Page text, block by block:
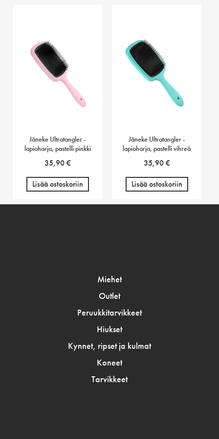
Jäneke Ultratangler -
lapioharja, pastelli pinkki
35,90€
Lisää ostoskoriin
Jäneke Ultratangler -
lapioharja, pastelli vihreä
35,90€
Lisää ostoskoriin
Miehet
Outlet
Peruukkitarvikkeet
Hiukset
Kynnet, ripset ja kulmat
Koneet
Tarvikkeet